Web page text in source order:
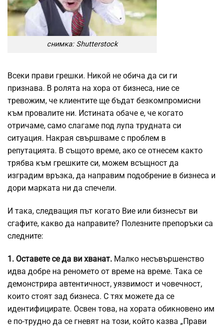
снимка: Shutterstock
Всеки прави грешки. Никой не обича да си ги
признава. В ролята на хора от бизнесa, ние се
тревожим, че клиентите ще бъдат безкомпромисни
към провалите ни. Истината обаче е, че когато
отричаме, само слагаме под лупа трудната си
ситуация. Накрая свършваме с проблем в
репутацията. В същото време, ако се отнесем както
трябва към грешките си, можем всъщност да
изградим връзка, да направим подобрение в бизнеса и
дори марката ни да спечели.
И така, следващия път когато Вие или бизнесът ви
сгафите, какво да направите? Полезните препоръки са
следните:
1. Оставете се да ви хванат. Малко несъвършенство
идва добре на реномето от време на време. Така се
демонстрира автентичност, уязвимост и човечност,
които стоят зад бизнеса. С тях можете да се
идентифицирате. Освен това, на хората обикновено им
е по-трудно да се гневят на този, който казва „Прави